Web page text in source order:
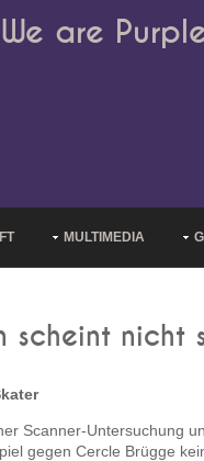
are
MULTIMEDIA
nicht
Scanner-Untersuchung
gegen Cercle Brügge